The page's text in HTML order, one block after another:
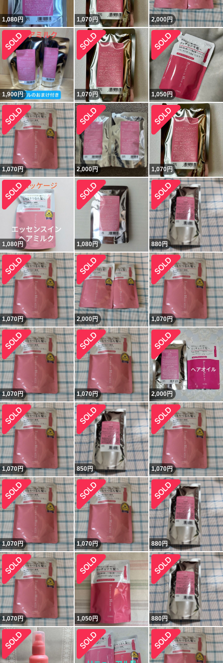
1,080円 1,070円 2,000円
1,900円 1,070円 1,050円
1,070円 2,000円 1,070円
1,080円 1,080円 880円
1,070円 2,000円 1,070円
1,070円 1,070円 2,000円
1,070円 850円 1,070円
1,070円 1,070円 880円
1,070円 1,050円 880円